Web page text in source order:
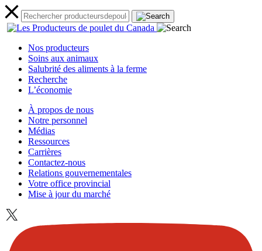
Nos producteurs
Soins aux animaux
Salubrité des aliments à la ferme
Recherche
L’économie
À propos de nous
Notre personnel
Médias
Ressources
Carrières
Contactez-nous
Relations gouvernementales
Votre office provincial
Mise à jour du marché